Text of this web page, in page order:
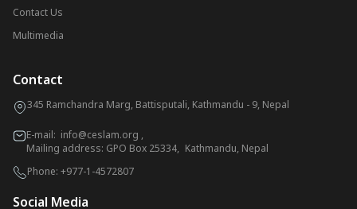
Contact Us
Multimedia
Contact
345 Ramchandra Marg, Battisputali, Kathmandu - 9, Nepal
E-mail: info@ceslam.org ,
Mailing address: GPO Box 25334, Kathmandu, Nepal
Phone: +977-1-4572807
Social Media